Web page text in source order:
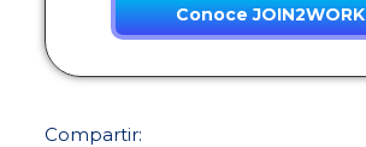
Conoce JOIN2WORK
Compartir: